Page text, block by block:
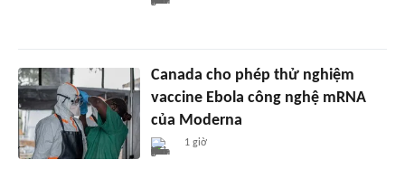
Canada cho phép thử nghiệm
vaccine Ebola công nghệ mRNA
của Moderna
1 giờ